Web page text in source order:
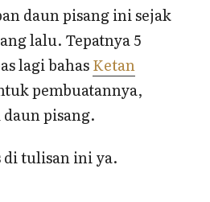
daun pisang ini sejak
lalu. Tepatnya 5
lagi bahasKetan
pembuatannya,
pisang.
tulisan ini ya.